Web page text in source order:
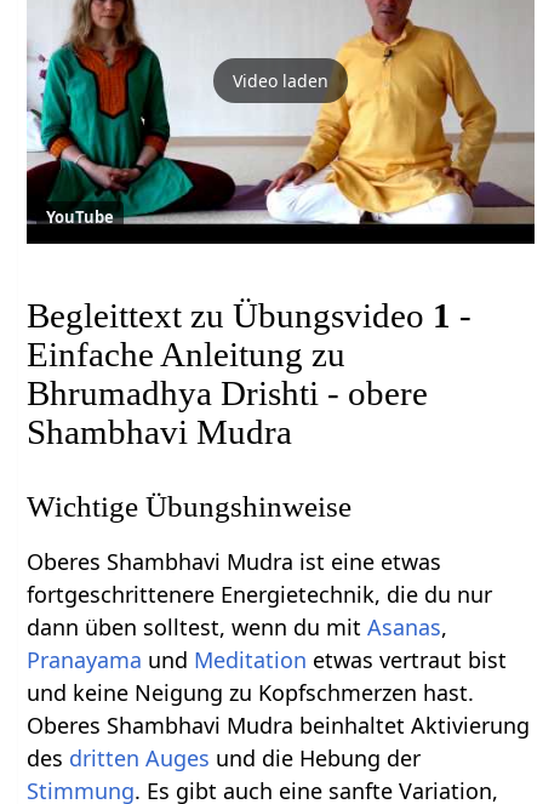
Video laden
YouTube
Begleittext zu Übungsvideo 1 -
Einfache Anleitung zu
Bhrumadhya Drishti - obere
Shambhavi Mudra
Wichtige Übungshinweise
Oberes Shambhavi Mudra ist eine etwas
fortgeschrittenere Energietechnik, die du nur
dann üben solltest, wenn du mitAsanas,
Pranayama und Meditation etwas vertraut bist
und keine Neigung zu Kopfschmerzen hast.
Oberes Shambhavi Mudra beinhaltet Aktivierung
des dritten Auges und die Hebung der
Stimmung. Es gibt auch eine sanfte Variation,